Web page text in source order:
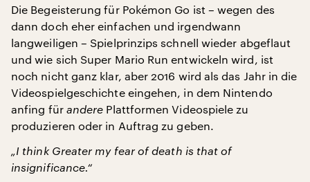
Die Begeisterung für Pokémon Go ist – wegen des
dann doch eher einfachen und irgendwann
langweiligen – Spielprinzips schnell wieder abgeflaut
und wie sich Super Mario Run entwickeln wird, ist
noch nicht ganz klar, aber 2016 wird als das Jahr in die
Videospielgeschichte eingehen, in dem Nintendo
anfing für andere Plattformen Videospiele zu
produzieren oder in Auftrag zu geben.
„I think Greater my fear of death is that of
insignificance.“